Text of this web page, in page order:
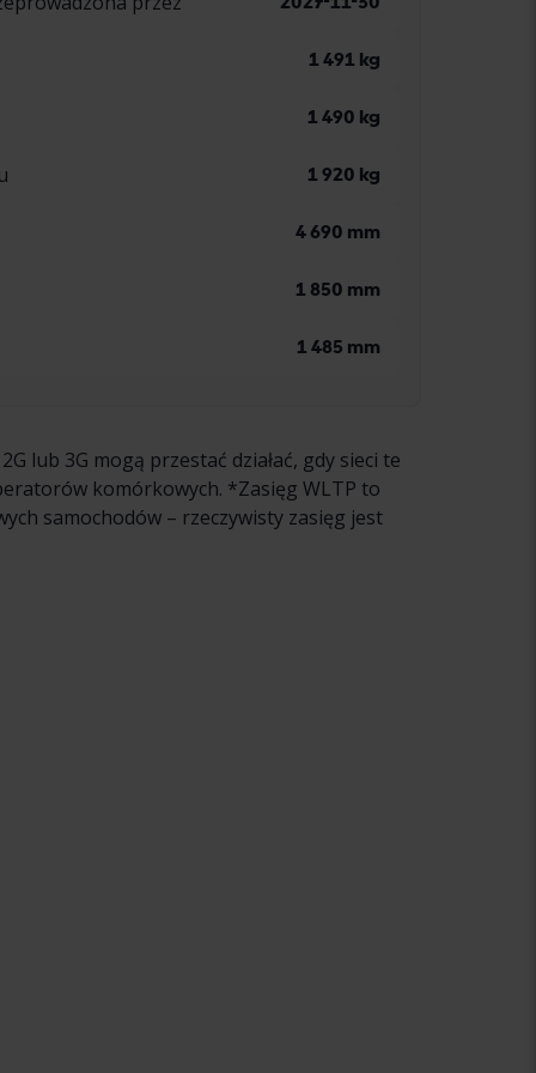
1 491 kg
1 490 kg
1 920 kg
4 690 mm
1 850 mm
1 485 mm
lub 3G mogą przestać działać, gdy sieci te
komórkowych. *Zasięg WLTP to
samochodów – rzeczywisty zasięg jest